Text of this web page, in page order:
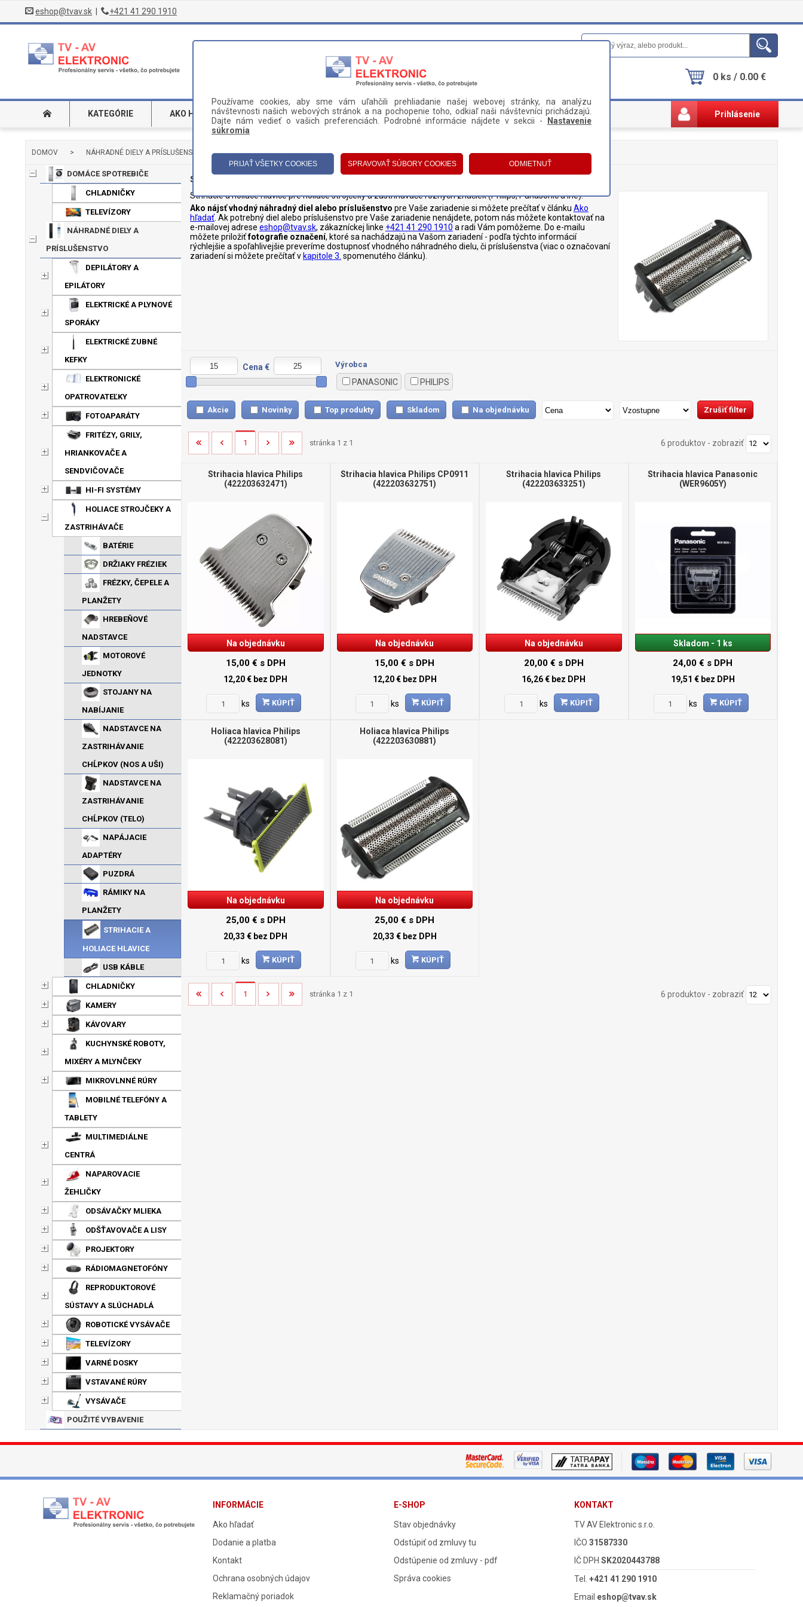
eshop@tvav.sk +421 41 290 1910
0 ks / 0.00 €
KATEGÓRIE AKO HĽADAŤ DODANIE A PLATBA KONTAKT Prihlásenie
DOMOV > NÁHRADNÉ DIELY A PRÍSLUŠENSTVO > HOLIACE STROJČEKY A ZASTRIHÁVAČE > STRIHACIE A HOLIACE HLAVICE
DOMÁCE SPOTREBIČE
CHLADNIČKY
TELEVÍZORY
NÁHRADNÉ DIELY A
PRÍSLUŠENSTVO
DEPILÁTORY A
EPILÁTORY
ELEKTRICKÉ A PLYNOVÉ
SPORÁKY
ELEKTRICKÉ ZUBNÉ
KEFKY
ELEKTRONICKÉ
OPATROVATEĽKY
FOTOAPARÁTY
FRITÉZY, GRILY,
HRIANKOVAČE A
SENDVIČOVAČE
HI-FI SYSTÉMY
HOLIACE STROJČEKY A
ZASTRIHÁVAČE
BATÉRIE
DRŽIAKY FRÉZIEK
FRÉZKY, ČEPELE A
PLANŽETY
HREBEŇOVÉ
NADSTAVCE
MOTOROVÉ
JEDNOTKY
STOJANY NA
NABÍJANIE
NADSTAVCE NA
ZASTRIHÁVANIE
CHĹPKOV (NOS A UŠI)
NADSTAVCE NA
ZASTRIHÁVANIE
CHĹPKOV (TELO)
NAPÁJACIE
ADAPTÉRY
PUZDRÁ
RÁMIKY NA
PLANŽETY
STRIHACIE A
HOLIACE HLAVICE
USB KÁBLE
CHLADNIČKY
KAMERY
KÁVOVARY
KUCHYNSKÉ ROBOTY,
MIXÉRY A MLYNČEKY
MIKROVLNNÉ RÚRY
MOBILNÉ TELEFÓNY A
TABLETY
MULTIMEDIÁLNE
CENTRÁ
NAPAROVACIE
ŽEHLIČKY
ODSÁVAČKY MLIEKA
ODŠŤAVOVAČE A LISY
PROJEKTORY
RÁDIOMAGNETOFÓNY
REPRODUKTOROVÉ
SÚSTAVY A SLÚCHADLÁ
ROBOTICKÉ VYSÁVAČE
TELEVÍZORY
VARNÉ DOSKY
VSTAVANÉ RÚRY
VYSÁVAČE
POUŽITÉ VYBAVENIE
Strihacie a holiace hlavice
Strihacie a holiace hlavice pre holiace strojčeky a zastrihávače rôznych značiek (Philips, Panasonic a iné).
Ako nájsť vhodný náhradný diel alebo príslušenstvo pre Vaše zariadenie si môžete prečítať v článku Ako
hľadať . Ak potrebný diel alebo príslušenstvo pre Vaše zariadenie nenájdete, potom nás môžete kontaktovať na
e-mailovej adrese eshop@tvav.sk, zákazníckej linke +421 41 290 1910 a radi Vám pomôžeme. Do e-mailu
môžete priložiťfotografie označení, ktoré sa nachádzajú na Vašom zariadení - podľa týchto informácií
rýchlejšie a spoľahlivejšie preveríme dostupnosť vhodného náhradného dielu, či príslušenstva (viac o označovaní
zariadení si môžete prečítať v kapitole 3. spomenutého článku).
Cena € Výrobca
PANASONIC PHILIPS
Akcie Novinky Top produkty Skladom Na objednávku
1 stránka 1 z 1 6 produktov - zobraziť
Strihacia hlavica Philips
(422203632471)
Na objednávku
15,00 € s DPH
12,20 € bez DPH
ks KÚPIŤ
Strihacia hlavica Philips CP0911
(422203632751)
Na objednávku
15,00 € s DPH
12,20 € bez DPH
ks KÚPIŤ
Strihacia hlavica Philips
(422203633251)
Na objednávku
20,00 € s DPH
16,26 € bez DPH
ks KÚPIŤ
Strihacia hlavica Panasonic
(WER9605Y)
Skladom - 1 ks
24,00 € s DPH
19,51 € bez DPH
ks KÚPIŤ
Holiaca hlavica Philips
(422203628081)
Na objednávku
25,00 € s DPH
20,33 € bez DPH
ks KÚPIŤ
Holiaca hlavica Philips
(422203630881)
Na objednávku
25,00 € s DPH
20,33 € bez DPH
ks KÚPIŤ
1 stránka 1 z 1 6 produktov - zobraziť
INFORMÁCIE
Ako hľadať
Dodanie a platba
Kontakt
Ochrana osobných údajov
Reklamačný poriadok
E-SHOP
Stav objednávky
Odstúpiť od zmluvy tu
Odstúpenie od zmluvy - pdf
Správa cookies
KONTAKT
TV AV Elektronic s.r.o.
IČO 31587330
IČ DPH SK2020443788
Tel. +421 41 290 1910
Email eshop@tvav.sk
Používame cookies, aby sme vám uľahčili prehliadanie našej webovej stránky, na analýzu
návštevnosti našich webových stránok a na pochopenie toho, odkiaľ naši návštevníci prichádzajú.
Dajte nám vedieť o vašich preferenciách. Podrobné informácie nájdete v sekcii -
Nastavenie
súkromia